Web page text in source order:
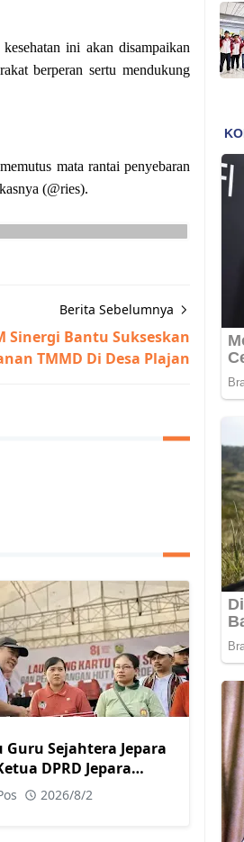
ini akan disampaikan
berperan sertu mendukung
mata rantai penyebaran
(@ries).
Berita Sebelumnya
Sinergi Bantu Sukseskan
TMMD Di Desa Plajan
Sejahtera Jepara
DPRD Jepara
Guru
2026/8/2